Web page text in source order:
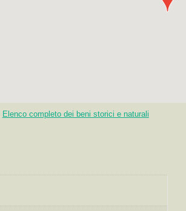
Elenco completo dei beni storici e naturali